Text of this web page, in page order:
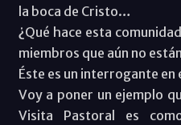
la boca de Cristo…
¿Qué hace esta
miembros que aún no
Éste es un interrogante en
Voy a poner un ejemplo
Visita Pastoral es